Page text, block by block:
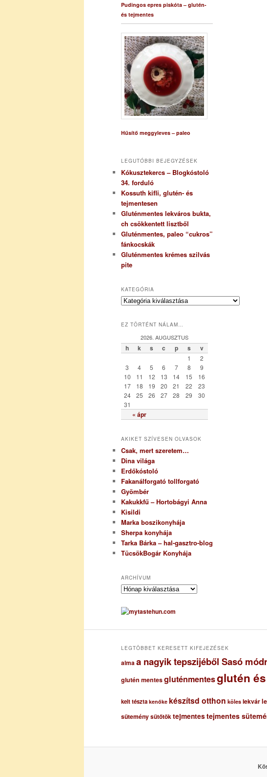
Pudingos epres piskóta – glutén-
és tejmentes
Hűsítő meggyleves – paleo
LEGUTÓBBI BEJEGYZÉSEK
Kókusztekercs – Blogkóstoló
34. forduló
Kossuth kifli, glutén- és
tejmentesen
Gluténmentes lekváros bukta,
ch csökkentett lisztből
Gluténmentes, paleo “cukros”
fánkocskák
Gluténmentes krémes szilvás
pite
KATEGÓRIA
K
e
r
EZ TÖRTÉNT NÁLAM…
2026. AUGUSZTUS
h k s c p s v
« ápr
1
2
3
4 5 6 7 8
9
10
11 12 13 14 15
16
17
18 19 20 21 22
23
24
25 26 27 28 29
30
31
AKIKET SZÍVESEN OLVASOK
Csak, mert szeretem…
Dina világa
Erdőkóstoló
Fakanálforgató tollforgató
Gyömbér
Kakukkfű – Hortobágyi Anna
Kisildi
Marka boszikonyhája
Sherpa konyhája
Tarka Bárka – hal-gasztro-blog
TücsökBogár Konyhája
ARCHÍVUM
A
c
h
uLEGTÖBBET KERESETT KIFEJEZÉSEK
almaa nagyik tepszijéből Sasó
glutén mentesgluténmentesglutén
kelt tészta kenőke készítsd otthon köles lekvár
süteménysütőtöktejmentestejmentes